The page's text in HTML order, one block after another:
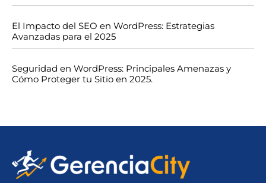
El Impacto del SEO en WordPress: Estrategias
Avanzadas para el 2025
Seguridad en WordPress: Principales Amenazas y
Cómo Proteger tu Sitio en 2025.